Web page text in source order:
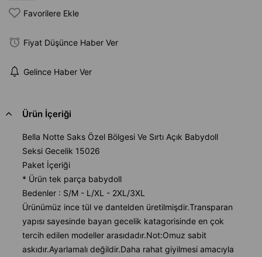
Favorilere Ekle
Fiyat Düşünce Haber Ver
Gelince Haber Ver
Ürün İçeriği
Bella Notte Saks Özel Bölgesi Ve Sırtı Açık Babydoll
Seksi Gecelik 15026
Paket İçeriği
* Ürün tek parça babydoll
Bedenler : S/M - L/XL - 2XL/3XL
Ürünümüz ince tül ve dantelden üretilmişdir.Transparan
yapısı sayesinde bayan gecelik katagorisinde en çok
tercih edilen modeller arasıdadır.Not:Omuz sabit
askıdır.Ayarlamalı değildir.Daha rahat giyilmesi amacıyla